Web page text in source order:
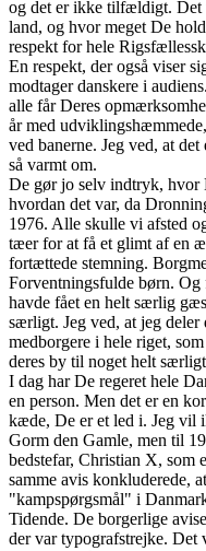
og det er ikke tilfældigt. Det
land, og hvor meget De
respekt for hele
En respekt, der også viser
modtager danskere i
alle får Deres
år med
ved banerne. Jeg ved, at
så varmt om.
De gør jo selv indtryk, hvor
hvordan det var, da
1976. Alle skulle vi afsted
tæer for at få et glimt af en
fortættede stemning.
Forventningsfulde børn. Og
havde fået en helt særlig
særligt. Jeg ved, at jeg deler
medborgere i hele riget,
deres by til noget helt
I dag har De regeret hele
en person. Men det er en
kæde, De er et led i. Jeg vil
Gorm den Gamle, men til
bedstefar, Christian X, som
samme avis konkluderede,
"kampspørgsmål" i
Tidende. De borgerlige
der var typografstrejke. Det